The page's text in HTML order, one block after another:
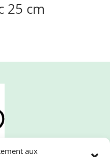
aux
25 cm